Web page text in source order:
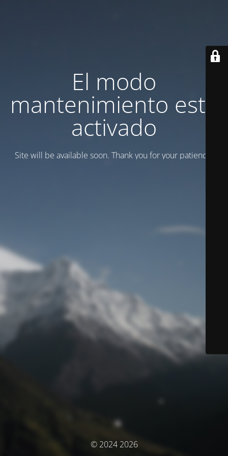
El modo
mantenimiento está
activado
Site will be available soon. Thank you for your patience!
© 2024 2026